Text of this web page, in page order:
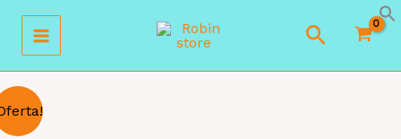
contenido
Buscar